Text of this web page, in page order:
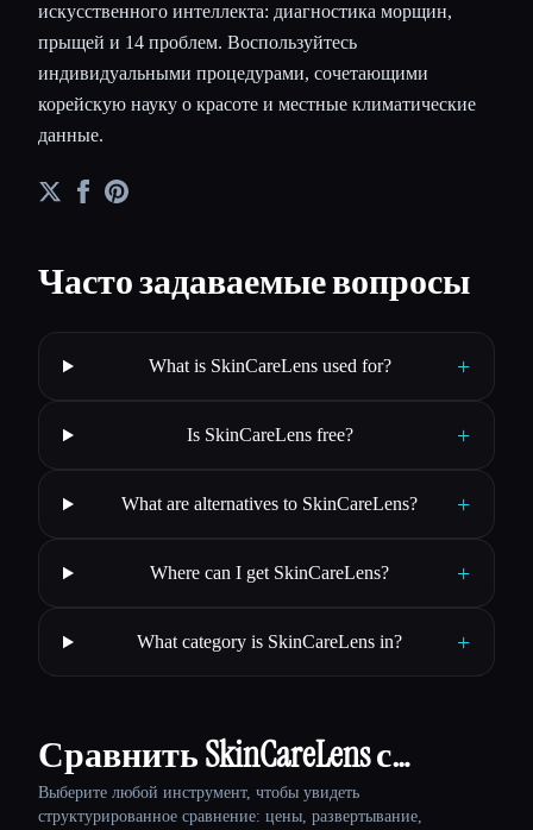
искусственного интеллекта: диагностика морщин,
прыщей и 14 проблем. Воспользуйтесь
индивидуальными процедурами, сочетающими
корейскую науку о красоте и местные климатические
данные.
Часто задаваемые вопросы
What is SkinCareLens used for? +
Is SkinCareLens free? +
What are alternatives to SkinCareLens? +
Where can I get SkinCareLens? +
What category is SkinCareLens in? +
Сравнить SkinCareLens с…
Выберите любой инструмент, чтобы увидеть
структурированное сравнение: цены, развертывание,